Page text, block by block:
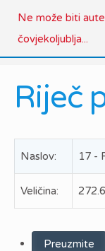
Ne može biti
čovjekoljublja...
Riječ
Naslov: 17 -
Veličina:
Preuzmite